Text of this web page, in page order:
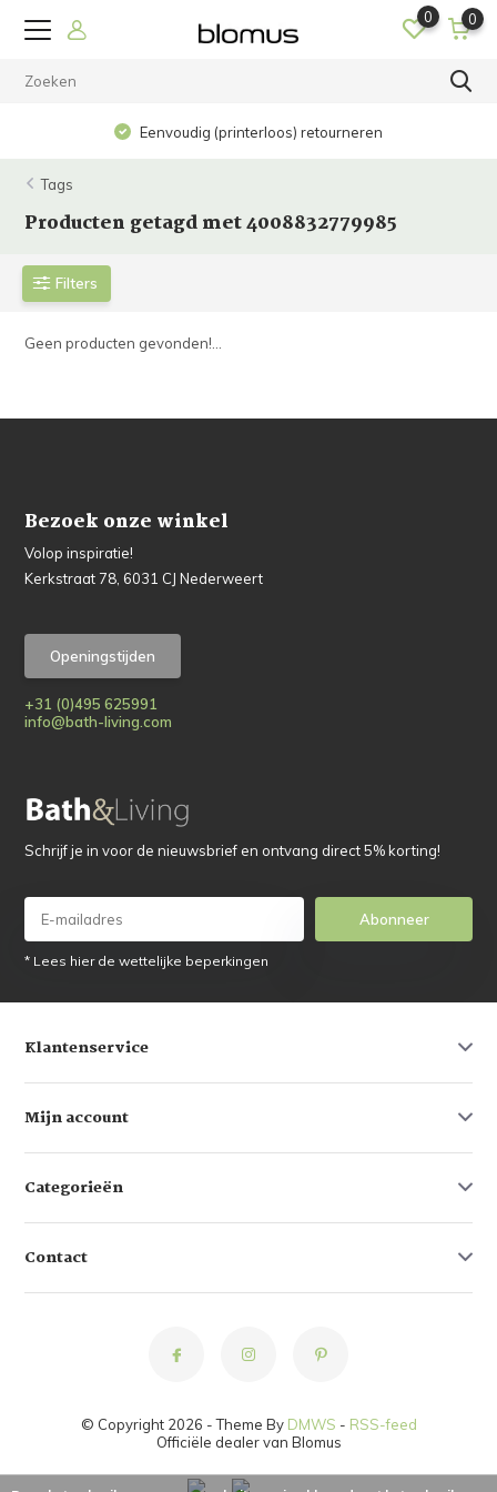
0 0
Eenvoudig (printerloos) retourneren
Tags
Producten getagd met 4008832779985
Filters
Geen producten gevonden!...
Bezoek onze winkel
Volop inspiratie!
Kerkstraat 78, 6031 CJ Nederweert
Openingstijden
+31 (0)495 625991
info@bath-living.com
Schrijf je in voor de nieuwsbrief en ontvang direct 5% korting!
Abonneer
* Lees hier de wettelijke beperkingen
Klantenservice
Mijn account
Categorieën
Contact
© Copyright 2026 - Theme By DMWS - RSS-feed
Officiële dealer van Blomus